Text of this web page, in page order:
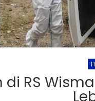
RS